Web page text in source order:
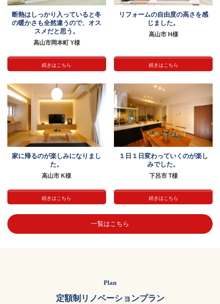
断熱はしっかり入っていると冬
の暖かさも全然違うので、オス
スメだと思う。
高山市岡本町 Y様
続きはこちら
リフォームの自由度の高さを感
じました。
高山市 H様
続きはこちら
家に帰るのが楽しみになりまし
た。
高山市 K様
続きはこちら
１日１日変わっていくのが楽し
みでした。
下呂市 T様
続きはこちら
一覧はこちら
Plan
定額制リノベーションプラン